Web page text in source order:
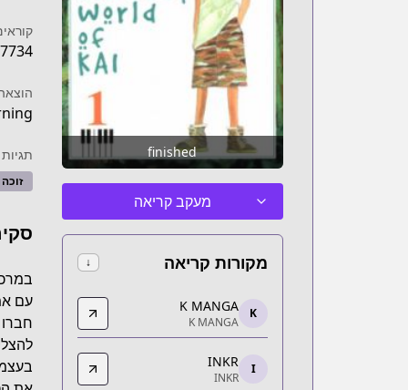
finished
מעקב קריאה
מקורות קריאה ↓
K MANGA
K MANGA
title/10272/episode/311992
INKR
K
K MANGA
K MANGA
I
INKR
INKR
תגיות
עם